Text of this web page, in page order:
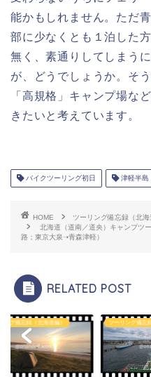
能かもしれません。ただ
部に少なくとも１泊した
無く、素通りしてしまう
が、どうでしょうか。そ
「高規格」キャンプ場な
きたいと考えています。
バイクツーリング初日 津軽半島
HOME
ツーリング備忘録（北海
北海道（道南／道央）キャンプツ
路；東京大泉➝青森津軽）
RELATED POST
ング備忘録（北海道編） ツーリング備忘